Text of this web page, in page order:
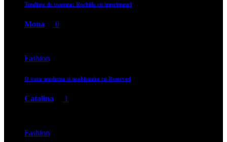
Tendinte de toamna: Rochiile cu imprimeuri
Mona 0
Fashion
O vara moderna si neobisnuita cu Reserved
Catalina 1
Fashion